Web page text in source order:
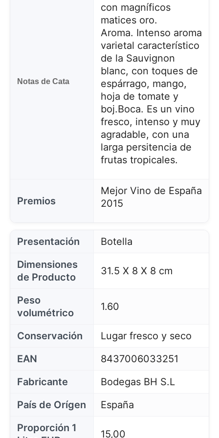
Notas de Cata
con magníficos
matices oro.
Aroma. Intenso aroma
varietal característico
de la Sauvignon
blanc, con toques de
espárrago, mango,
hoja de tomate y
boj.Boca. Es un vino
fresco, intenso y muy
agradable, con una
larga persitencia de
frutas tropicales.
Premios
Mejor Vino de España
2015
Presentación
Botella
Dimensiones
de Producto
31.5 X 8 X 8 cm
Peso
volumétrico
1.60
Conservación
Lugar fresco y seco
EAN
8437006033251
Fabricante
Bodegas BH S.L
País de Orígen
España
Proporción 1
15,00